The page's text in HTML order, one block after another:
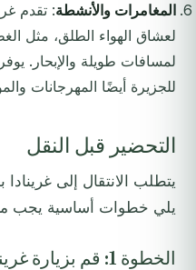
المغامرات والأنشطة: تقدم
لعشاق الهواء الطلق، مثل
لمسافات طويلة والإبحار.
للجزيرة أيضًا المهرجانات
التحضير قبل النقل
يتطلب الانتقال إلى
يلي خطوات أساسية يجب
الخطوة 1: قم بزيارة غرينادا أولاً